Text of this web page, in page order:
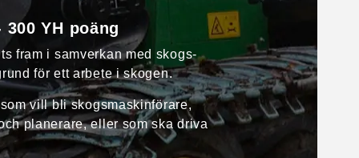
YH poäng
fram i samverkan med skogs­
för ett arbete i skogen.
vill bli skogsmaskin­förare,
planerare, eller som ska driva